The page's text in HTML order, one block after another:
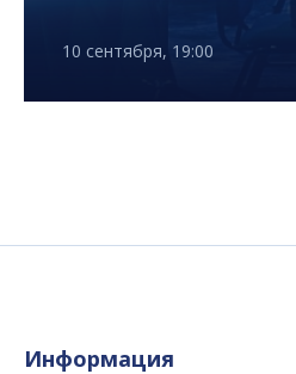
10 сентября, 19:00
Информация